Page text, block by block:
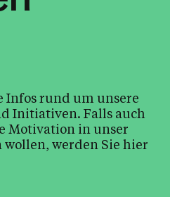
Infos rund um unsere
Initiativen. Falls auch
Motivation in unser
werden Sie hier